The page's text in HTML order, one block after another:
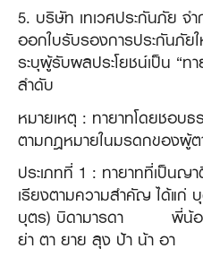
5. บริษัท เทเวศประกันภัย จํ
ออกใบรับรองการประกันภัย
ระบุผู้รับผลประโยชน์เป็น “ท
ลำดับ
หมายเหตุ : ทายาทโดยชอบ
ตามกฎหมายในมรดกของผู้ต
ประเภทที่ 1 : ทายาทที่เป็น
เรียงตามความสำคัญ ได้แก่
บุตร) บิดามารดา พี่น้อง
ย่า ตา ยาย ลุง ป้า น้า อา